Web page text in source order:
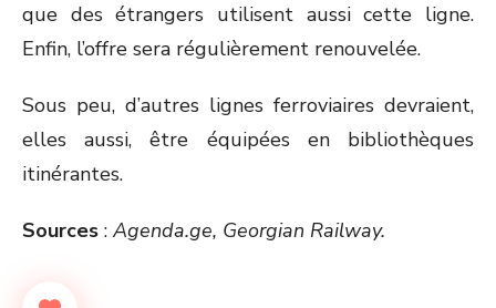
que des étrangers utilisent aussi cette ligne.
Enfin, l’offre sera régulièrement renouvelée.
Sous peu, d’autres lignes ferroviaires devraient,
elles aussi, être équipées en bibliothèques
itinérantes.
Sources : Agenda.ge, Georgian Railway.